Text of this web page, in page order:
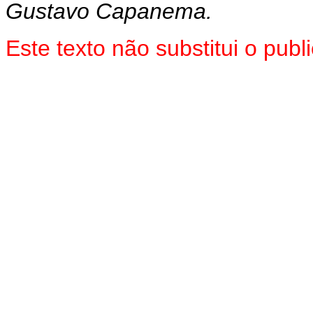
Gustavo Capanema.
Este texto não substitui o